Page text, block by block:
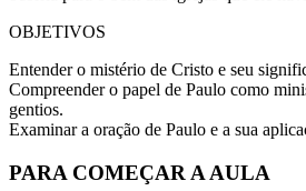
OBJETIVOS
Entender o mistério de Cristo e seu
Compreender o papel de Paulo como
gentios.
Examinar a oração de Paulo e a sua
PARA COMEÇAR A AULA